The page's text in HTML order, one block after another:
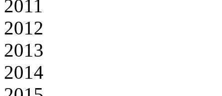
2011
2012
2013
2014